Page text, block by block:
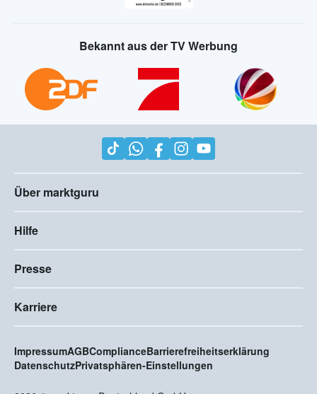
Bekannt aus der TV Werbung
Über marktguru
Hilfe
Presse
Karriere
ImpressumAGBComplianceBarrierefreiheitserklärung
DatenschutzPrivatsphären-Einstellungen